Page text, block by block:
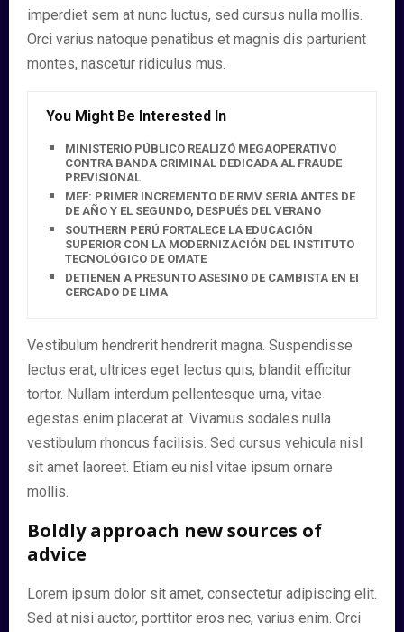
imperdiet sem at nunc luctus, sed cursus nulla mollis.
Orci varius natoque penatibus et magnis dis parturient
montes, nascetur ridiculus mus.
You Might Be Interested In
MINISTERIO PÚBLICO REALIZÓ MEGAOPERATIVO
CONTRA BANDA CRIMINAL DEDICADA AL FRAUDE
PREVISIONAL
MEF: PRIMER INCREMENTO DE RMV SERÍA ANTES DE FIN
DE AÑO Y EL SEGUNDO, DESPUÉS DEL VERANO
SOUTHERN PERÚ FORTALECE LA EDUCACIÓN
SUPERIOR CON LA MODERNIZACIÓN DEL INSTITUTO
TECNOLÓGICO DE OMATE
DETIENEN A PRESUNTO ASESINO DE CAMBISTA EN EL
CERCADO DE LIMA
Vestibulum hendrerit hendrerit magna. Suspendisse
lectus erat, ultrices eget lectus quis, blandit efficitur
tortor. Nullam interdum pellentesque urna, vitae
egestas enim placerat at. Vivamus sodales nulla
vestibulum rhoncus facilisis. Sed cursus vehicula nisl
sit amet laoreet. Etiam eu nisl vitae ipsum ornare
mollis.
Boldly approach new sources of
advice
Lorem ipsum dolor sit amet, consectetur adipiscing elit.
Sed at nisi auctor, porttitor eros nec, varius enim. Orci